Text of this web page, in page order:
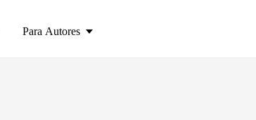
Para Autores